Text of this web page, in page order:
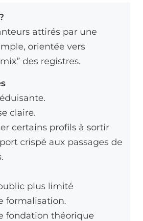
attirés par une
orientée vers
des registres.
claire.
certains profils à sortir
crispé aux passages de
plus limité
formalisation.
fondation théorique